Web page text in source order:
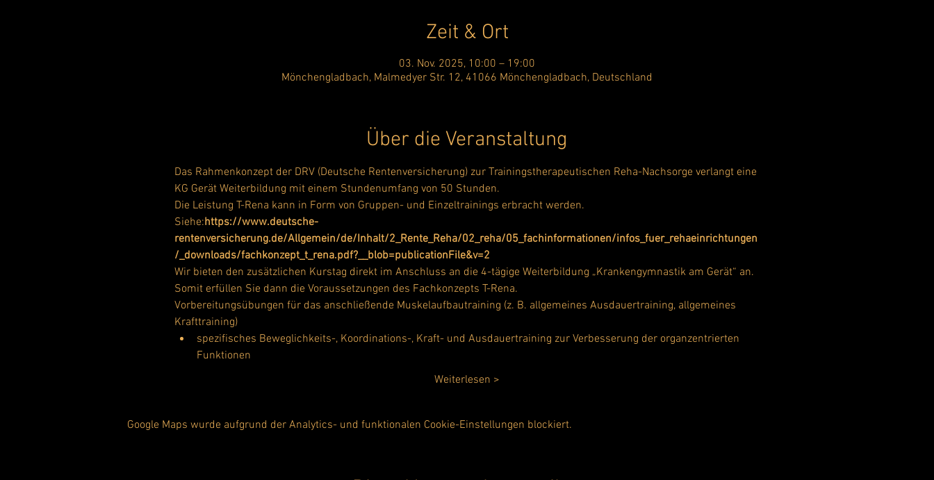
Zeit & Ort
03. Nov. 2025, 10:00 – 19:00
Mönchengladbach, Malmedyer Str. 12, 41066 Mönchengladbach, Deutschland
Über die Veranstaltung
Das Rahmenkonzept der DRV (Deutsche Rentenversicherung) zur Trainingstherapeutischen Reha-Nachsorge verlangt eine
KG Gerät Weiterbildung mit einem Stundenumfang von 50 Stunden.
Die Leistung T-Rena kann in Form von Gruppen- und Einzeltrainings erbracht werden.
Siehe:https://www.deutsche-
rentenversicherung.de/Allgemein/de/Inhalt/2_Rente_Reha/02_reha/05_fachinformationen/infos_fuer_rehaeinrichtungen
/_downloads/fachkonzept_t_rena.pdf?__blob=publicationFile&v=2
Wir bieten den zusätzlichen Kurstag direkt im Anschluss an die 4-tägige Weiterbildung „Krankengymnastik am Gerät“ an.
Somit erfüllen Sie dann die Voraussetzungen des Fachkonzepts T-Rena.
Vorbereitungsübungen für das anschließende Muskelaufbautraining (z. B. allgemeines Ausdauertraining, allgemeines
Krafttraining)
spezifisches Beweglichkeits-, Koordinations-, Kraft- und Ausdauertraining zur Verbesserung der organzentrierten
Funktionen
Weiterlesen >
Google Maps wurde aufgrund der Analytics- und funktionalen Cookie-Einstellungen blockiert.